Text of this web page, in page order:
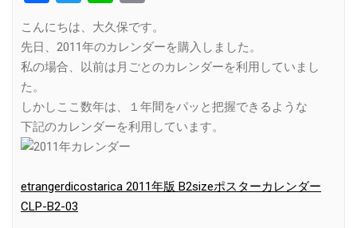
Link
こんにちは、大久保です。
先日、2011年のカレンダーを購入しました。
私の場合、以前は月ごとのカレンダーを利用していまし
た。
しかしここ数年は、１年間をパッと把握できるような
下記のカレンダーを利用しています。
etrangerdicostarica 2011年版 B2sizeポスターカレンダー
CLP-B2-03